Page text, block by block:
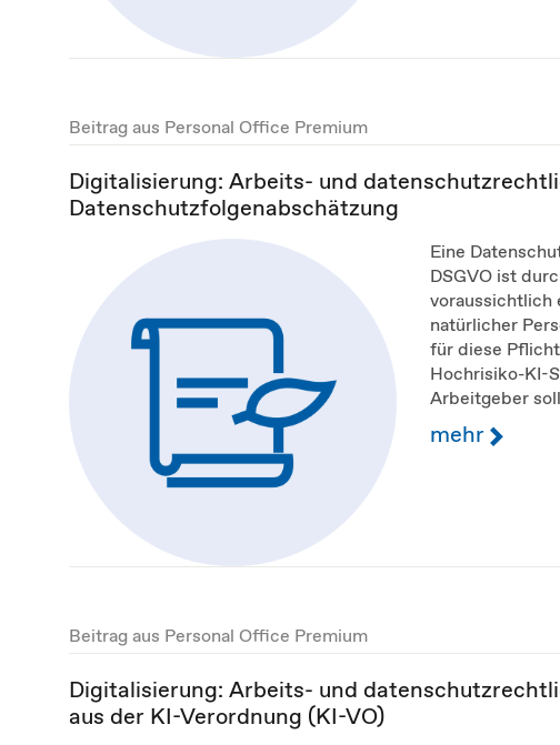
Beitrag aus Personal Office Premium
Digitalisierung: Arbeits- und
Datenschutzfolgenabschätzung
Eine
DSGVO ist
voraussichtlich
natürlicher
für diese
Hochrisiko-KI-
Arbeitgeber
mehr
Beitrag aus Personal Office Premium
Digitalisierung: Arbeits- und
aus der KI-Verordnung (KI-VO)